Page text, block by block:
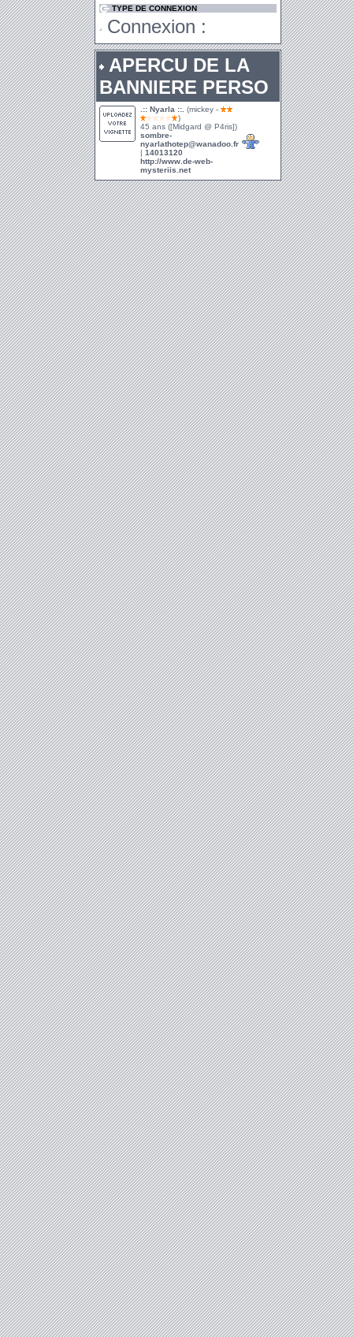
TYPE DE CONNEXION
Connexion :
APERCU DE LA
BANNIERE PERSO
.:: Nyarla ::. (mickey -
)
45 ans ([Midgard @ P4ris])
sombre-
nyarlathotep@wanadoo.fr
| 14013120
http://www.de-web-
mysteriis.net